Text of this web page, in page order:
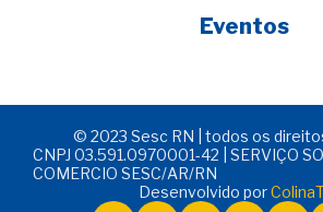
Eventos
© 2023 Sesc RN | todos os
CNPJ 03.591.0970001-42 | SERVIÇO
COMERCIO SESC/AR/RN
Desenvolvido por